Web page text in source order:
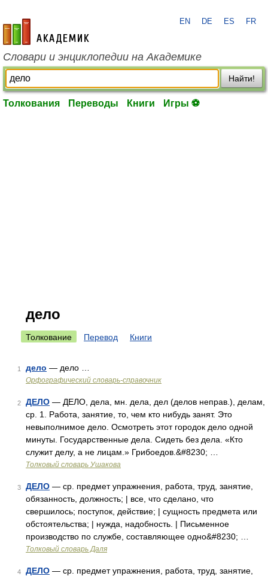
academic.ru
EN DE ES FR
Словари и энциклопедии на Академике
Найти!
Толкования Переводы Книги Игры ⚽
дело
Толкование Перевод Книги
1 дело — дело …
Орфографический словарь-справочник
2 ДЕЛО — ДЕЛО, дела, мн. дела, дел (делов неправ.), делам,
ср. 1. Работа, занятие, то, чем кто нибудь занят. Это
невыполнимое дело. Осмотреть этот городок дело одной
минуты. Государственные дела. Сидеть без дела. «Кто
служит делу, а не лицам.» Грибоедов.&#8230; …
Толковый словарь Ушакова
3 ДЕЛО — ср. предмет упражнения, работа, труд, занятие,
обязанность, должность; | все, что сделано, что
свершилось; поступок, действие; | сущность предмета или
обстоятельства; | нужда, надобность. | Письменное
производство по службе, составляющее одно&#8230; …
Толковый словарь Даля
4 ДЕЛО — ср. предмет упражнения, работа, труд, занятие,